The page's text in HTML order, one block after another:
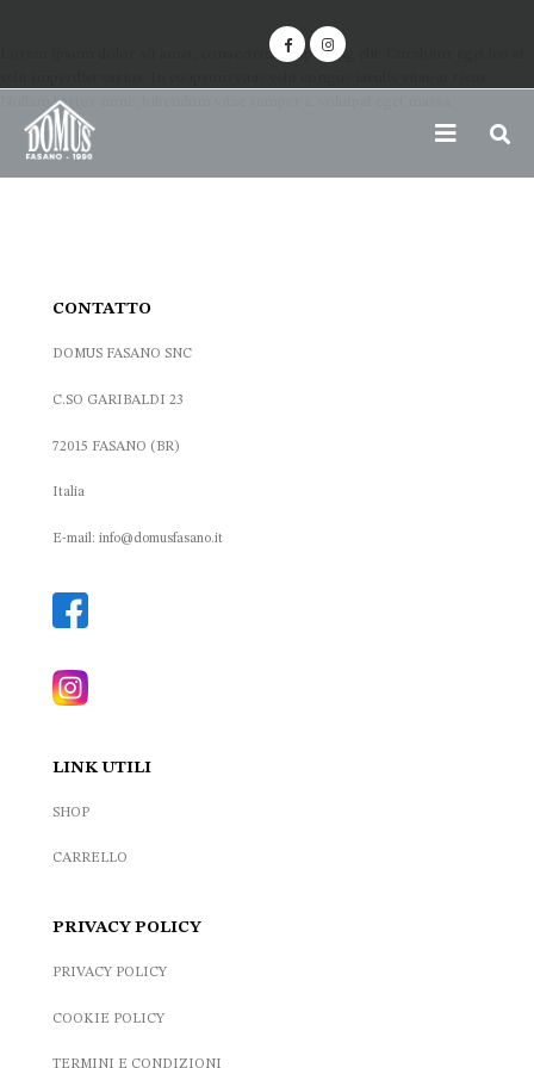
Lorem ipsum dolor sit amet, consectetur adipiscing elit. Curabitur eget leo at
Nullam tortor nunc, bibendum vitae semper a, volutpat eget massa.
CONTATTO
DOMUS FASANO SNC
C.SO GARIBALDI 23
72015 FASANO (BR)
Italia
E-mail: info@domusfasano.it
LINK UTILI
SHOP
CARRELLO
PRIVACY POLICY
PRIVACY POLICY
COOKIE POLICY
TERMINI E CONDIZIONI